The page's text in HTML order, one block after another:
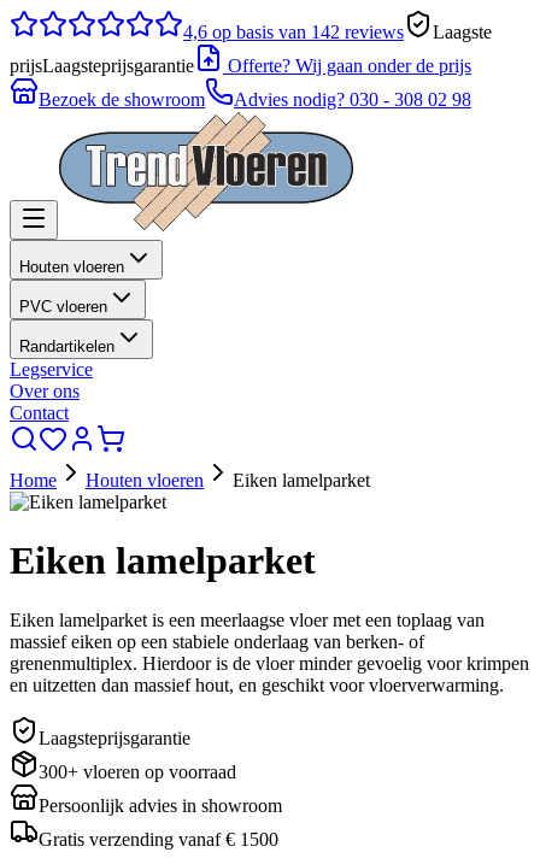
4,6 op basis van 142 reviews
Laagste
prijsLaagsteprijsgarantie
Offerte? Wij gaan onder de prijs
Bezoek de showroom
Advies nodig? 030 - 308 02 98
Houten vloeren
PVC vloeren
Randartikelen
Legservice
Over ons
Contact
Home Houten vloeren Eiken lamelparket
Eiken lamelparket
Eiken lamelparket is een meerlaagse vloer met een toplaag van
massief eiken op een stabiele onderlaag van berken- of
grenenmultiplex. Hierdoor is de vloer minder gevoelig voor krimpen
en uitzetten dan massief hout, en geschikt voor vloerverwarming.
Laagsteprijsgarantie
300+ vloeren op voorraad
Persoonlijk advies in showroom
Gratis verzending vanaf € 1500